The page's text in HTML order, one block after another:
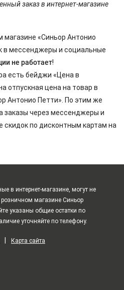
заказ в интернет-магазине
магазине «Синьор Антонио
в мессенджеры и социальные
не работает!
есть бейджи «Цена в
отпускная цена на товар в
Антонио Петти». По этим же
заказы через мессенджеры и
по дисконтным картам на
в интернет-магазине, могут не
магазине Синьор
указаны общие остатки по
уточняйте по телефону.
Карта сайта